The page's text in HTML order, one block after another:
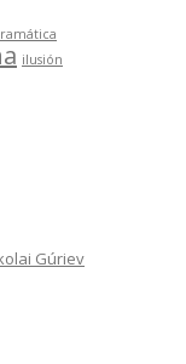
ilusión
Gúriev